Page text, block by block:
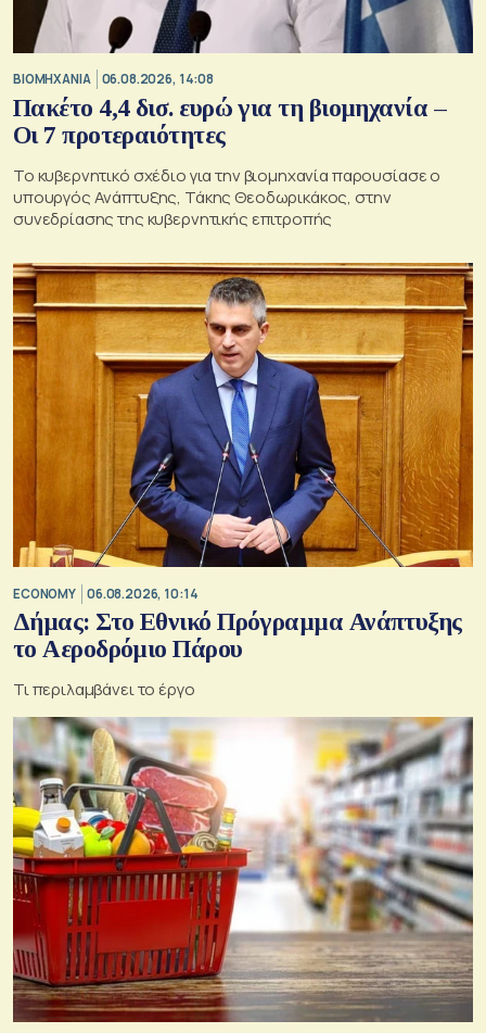
ΒΙΟΜΗΧΑΝΙΑ 06.08.2026, 14:08
Πακέτο 4,4 δισ. ευρώ για τη βιομηχανία –
Οι 7 προτεραιότητες
Το κυβερνητικό σχέδιο για την βιομηχανία παρουσίασε ο
υπουργός Ανάπτυξης, Τάκης Θεοδωρικάκος, στην
συνεδρίασης της κυβερνητικής επιτροπής
ECONOMY 06.08.2026, 10:14
Δήμας: Στο Εθνικό Πρόγραμμα Ανάπτυξης
το Αεροδρόμιο Πάρου
Τι περιλαμβάνει το έργο